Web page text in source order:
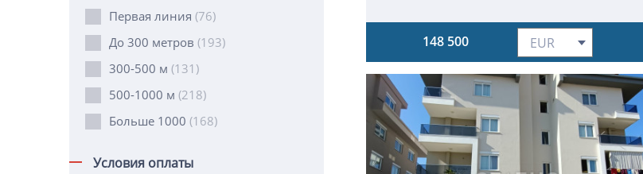
Первая линия (76)
До 300 метров (193)
300-500 м (131)
500-1000 м (218)
Больше 1000 (168)
Условия оплаты
148 500